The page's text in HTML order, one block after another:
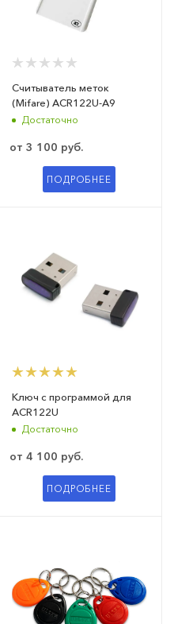
Считыватель меток
(Mifare) ACR122U-A9
Достаточно
от 3 100 руб.
ПОДРОБНЕЕ
Ключ с программой для
ACR122U
Достаточно
от 4 100 руб.
ПОДРОБНЕЕ